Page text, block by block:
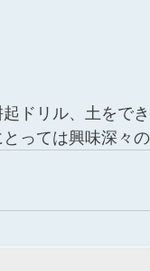
ドリル、土をで
っては興味深々の